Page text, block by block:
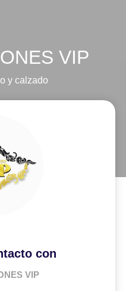
VIP
y calzado
con
VIP